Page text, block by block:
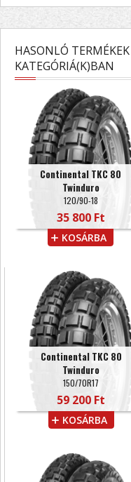
HASONLÓ
KATEGÓRIÁ(K)BAN
Continental TKC 80
Twinduro
120/90-18
35 800 Ft
KOSÁRBA
Continental TKC 80
Twinduro
150/70R17
59 200 Ft
KOSÁRBA